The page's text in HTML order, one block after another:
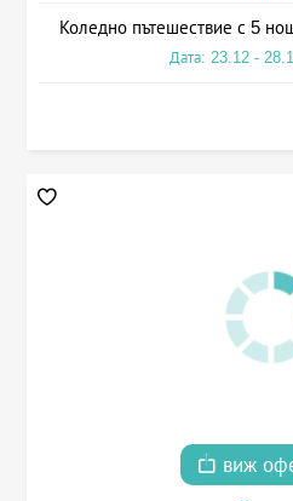
Коледно пътешествие с 5
Дата: 23.12 -
виж